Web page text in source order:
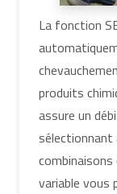
La fonction
produits
assure un
variable vous